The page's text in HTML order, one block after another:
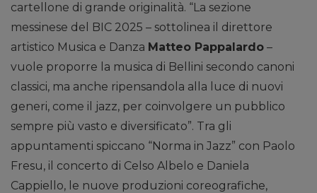
cartellone di grande originalità. “La sezione
messinese del BIC 2025 – sottolinea il direttore
artistico Musica e Danza Matteo Pappalardo –
vuole proporre la musica di Bellini secondo canoni
classici, ma anche ripensandola alla luce di nuovi
generi, come il jazz, per coinvolgere un pubblico
sempre più vasto e diversificato”. Tra gli
appuntamenti spiccano “Norma in Jazz” con Paolo
Fresu, il concerto di Celso Albelo e Daniela
Cappiello, le nuove produzioni coreografiche,